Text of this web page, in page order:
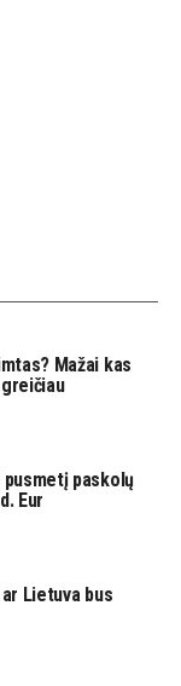
Mažai kas
pusmetį paskolų
Eur
Lietuva bus